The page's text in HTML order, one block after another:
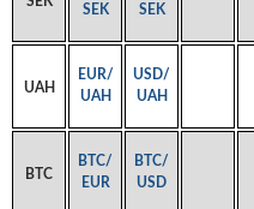
SEK
SEK
UAH
EUR/
UAH
USD/
UAH
BTC
BTC/
EUR
BTC/
USD